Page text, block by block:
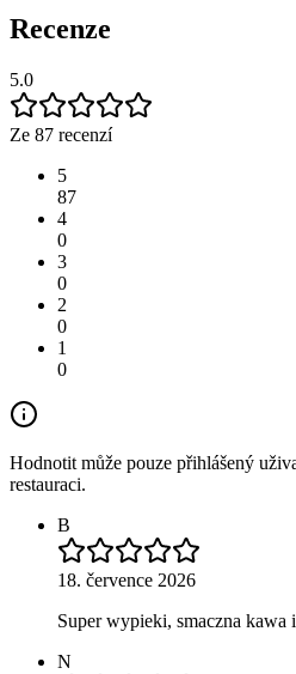
Recenze
5.0
Ze 87 recenzí
5
87
4
0
3
0
2
0
1
0
Hodnotit může pouze přihlášený
restauraci.
B
18. července 2026
Super wypieki, smaczna kawa
N